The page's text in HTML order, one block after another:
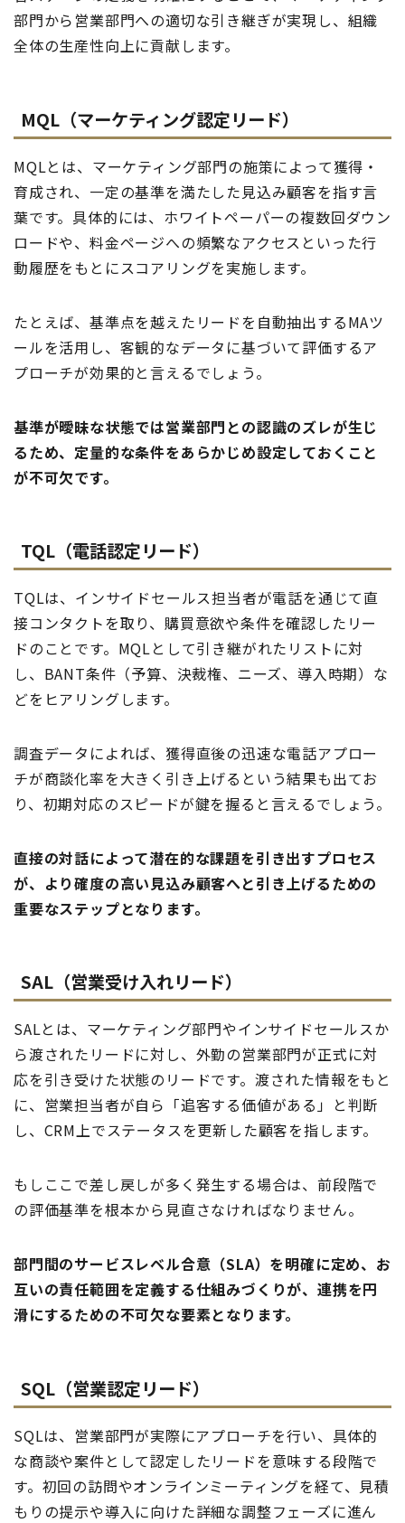
部門から営業部門への適切な引き継ぎが実現し、組織
全体の生産性向上に貢献します。
MQL（マーケティング認定リード）
MQLとは、マーケティング部門の施策によって獲得・
育成され、一定の基準を満たした見込み顧客を指す言
葉です。具体的には、ホワイトペーパーの複数回ダウン
ロードや、料金ページへの頻繁なアクセスといった行
動履歴をもとにスコアリングを実施します。
たとえば、基準点を越えたリードを自動抽出するMAツ
ールを活用し、客観的なデータに基づいて評価するア
プローチが効果的と言えるでしょう。
基準が曖昧な状態では営業部門との認識のズレが生じ
るため、定量的な条件をあらかじめ設定しておくこと
が不可欠です。
TQL（電話認定リード）
TQLは、インサイドセールス担当者が電話を通じて直
接コンタクトを取り、購買意欲や条件を確認したリー
ドのことです。MQLとして引き継がれたリストに対
し、BANT条件（予算、決裁権、ニーズ、導入時期）な
どをヒアリングします。
調査データによれば、獲得直後の迅速な電話アプロー
チが商談化率を大きく引き上げるという結果も出てお
り、初期対応のスピードが鍵を握ると言えるでしょう。
直接の対話によって潜在的な課題を引き出すプロセス
が、より確度の高い見込み顧客へと引き上げるための
重要なステップとなります。
SAL（営業受け入れリード）
SALとは、マーケティング部門やインサイドセールスか
ら渡されたリードに対し、外勤の営業部門が正式に対
応を引き受けた状態のリードです。渡された情報をもと
に、営業担当者が自ら「追客する価値がある」と判断
し、CRM上でステータスを更新した顧客を指します。
もしここで差し戻しが多く発生する場合は、前段階で
の評価基準を根本から見直さなければなりません。
部門間のサービスレベル合意（SLA）を明確に定め、お
互いの責任範囲を定義する仕組みづくりが、連携を円
滑にするための不可欠な要素となります。
SQL（営業認定リード）
SQLは、営業部門が実際にアプローチを行い、具体的
な商談や案件として認定したリードを意味する段階で
す。初回の訪問やオンラインミーティングを経て、見積
もりの提示や導入に向けた詳細な調整フェーズに進ん